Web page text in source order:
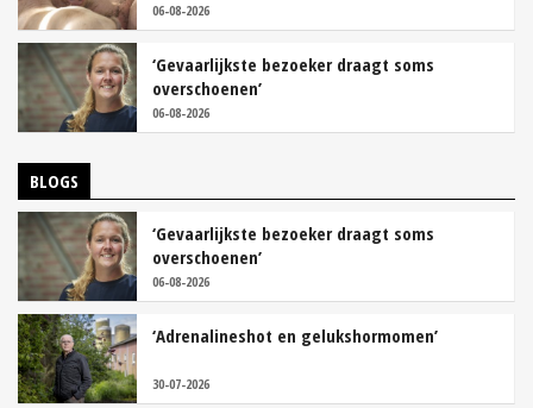
06-08-2026
‘Gevaarlijkste bezoeker draagt soms
overschoenen’
06-08-2026
BLOGS
‘Gevaarlijkste bezoeker draagt soms
overschoenen’
06-08-2026
‘Adrenalineshot en gelukshormomen’
30-07-2026